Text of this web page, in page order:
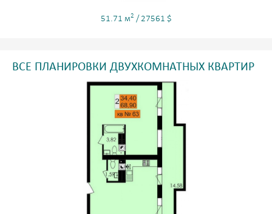
51.71 м2 / 27561 $
ВСЕ ПЛАНИРОВКИ ДВУХКОМНАТНЫХ КВАРТИР